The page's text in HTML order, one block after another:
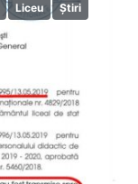
Liceu Știri